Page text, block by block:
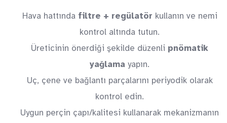
Hava hattında filtre + regülatör kullanın ve nemi
kontrol altında tutun.
Üreticinin önerdiği şekilde düzenli pnömatik
yağlama yapın.
Uç, çene ve bağlantı parçalarını periyodik olarak
kontrol edin.
Uygun perçin çapı/kalitesi kullanarak mekanizmanın